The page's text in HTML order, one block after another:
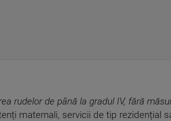
rudelor de până la gradul IV, fără
maternali, servicii de tip rezidențial